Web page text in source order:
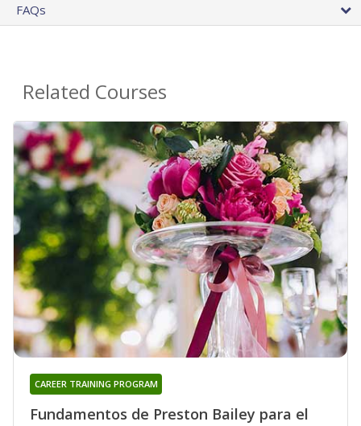
FAQs
Related Courses
Fundamentos de Preston Bailey para el
CAREER TRAINING PROGRAM